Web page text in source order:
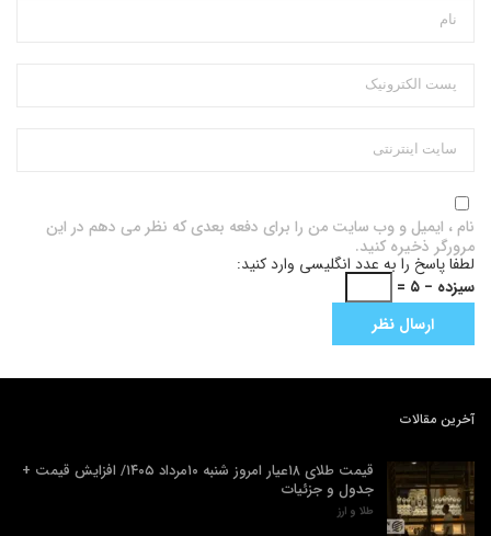
نام ، ایمیل و وب سایت من را برای دفعه بعدی که نظر می دهم در این
مرورگر ذخیره کنید.
لطفا پاسخ را به عدد انگلیسی وارد کنید:
سیزده − ۵ =
آخرین مقالات
قیمت طلای ۱۸عیار امروز شنبه ۱۰مرداد ۱۴۰۵/ افزایش قیمت +
جدول و جزئیات
طلا و ارز